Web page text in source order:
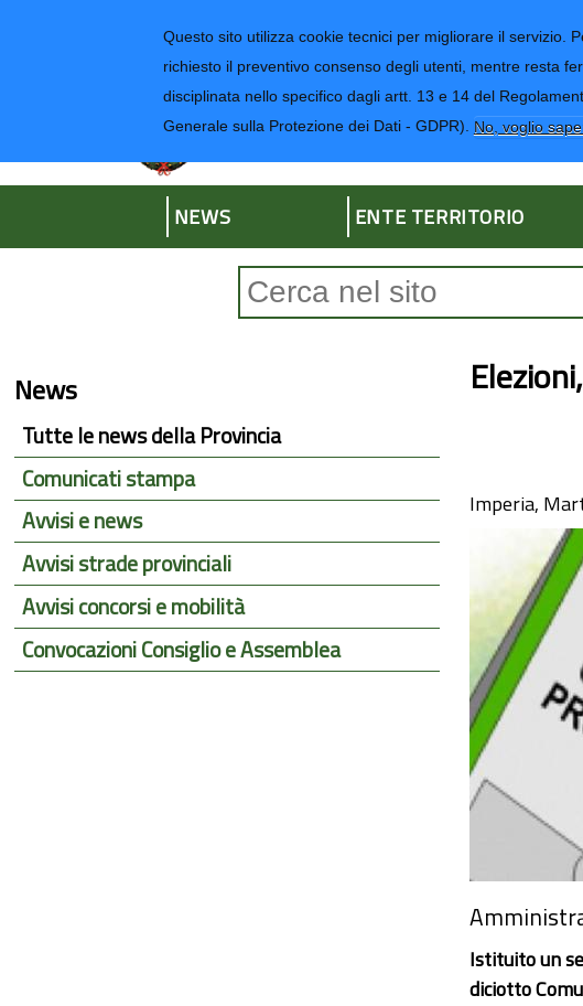
Questo sito utilizza cookie tecnici per migliorare il servizio.
richiesto il preventivo consenso degli utenti, mentre resta
disciplinata nello specifico dagli artt. 13 e 14 del
Generale sulla Protezione dei Dati - GDPR). No, voglio
Regione Liguria
Provincia di Imperia
NEWS ENTE TERRITORIO
Imperia,
Istituito un
diciotto
News
Tutte le news della Provincia
Comunicati stampa
Avvisi e news
Avvisi strade provinciali
Avvisi concorsi e mobilità
Convocazioni Consiglio e Assemblea